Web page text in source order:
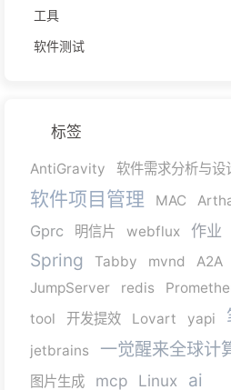
工具
软件测试
标签
AntiGravity 软件需求分析与设
软件项目管理 MAC
Gprc 明信片 webflux 作业
Spring Tabby mvnd A2A
JumpServer
redis
tool
开发提效 Lovart yapi
jetbrains
一觉醒来全球计
图片生成 mcp Linux ai